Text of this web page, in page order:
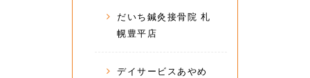
だいち鍼灸接骨院 札
幌豊平店
デイサービスあやめ